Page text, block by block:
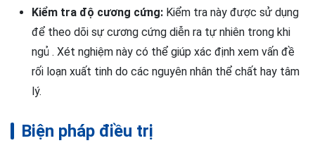
Kiểm tra độ cương cứng: Kiểm tra này được sử dụng
để theo dõi sự cương cứng diễn ra tự nhiên trong khi
ngủ . Xét nghiệm này có thể giúp xác định xem vấn đề
rối loạn xuất tinh do các nguyên nhân thể chất hay tâm
lý.
Biện pháp điều trị